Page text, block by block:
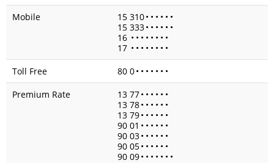
Mobile
15 310• • • • • •
15 333• • • • • •
16 • • • • • • • •
17 • • • • • • • •
Toll Free
80 0• • • • • • •
Premium Rate
13 77• • • • • •
13 78• • • • • •
13 79• • • • • •
90 01 • • • • • •
90 03• • • • • •
90 05• • • • • •
90 09• • • • • • •